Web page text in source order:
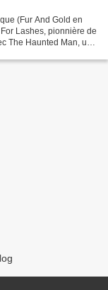
(Fur And Gold en
Lashes, pionnière de
The Haunted Man, un